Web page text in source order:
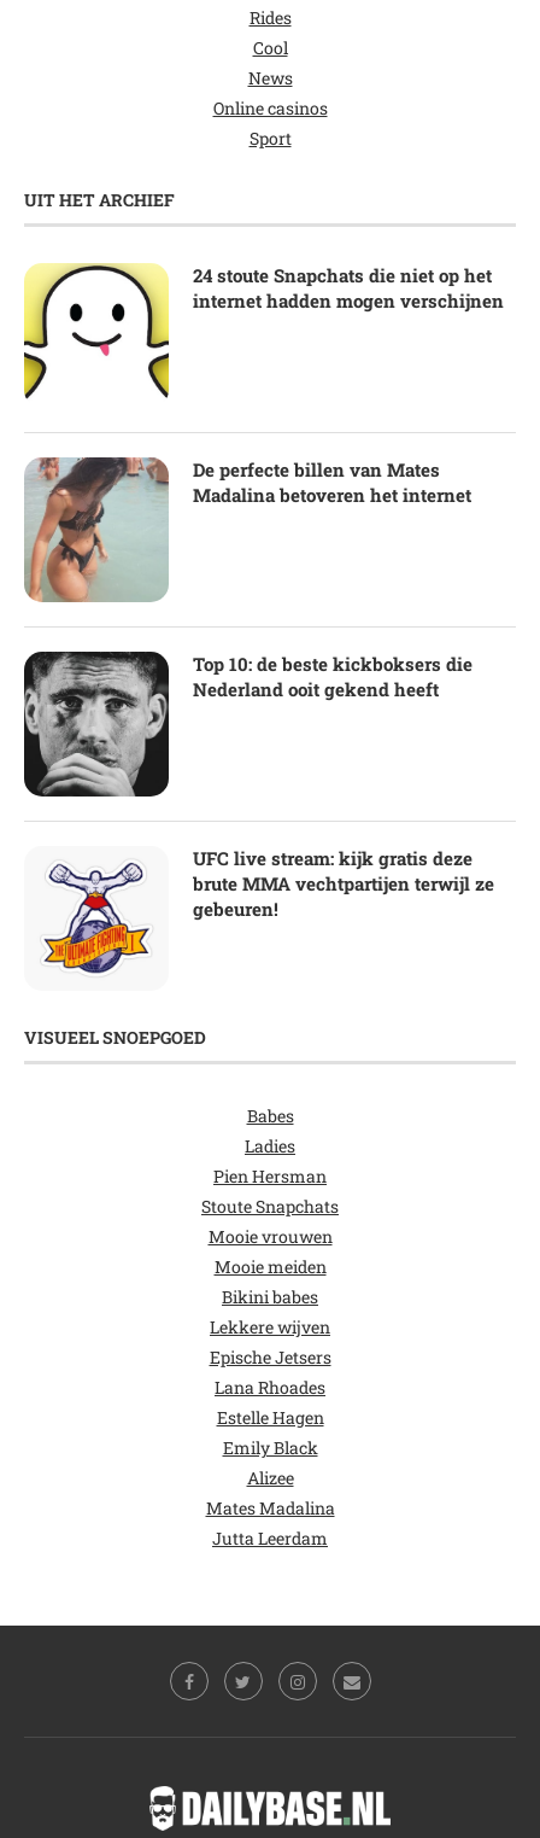
Rides
Cool
News
Online casinos
Sport
UIT HET ARCHIEF
24 stoute Snapchats die niet op het
internet hadden mogen verschijnen
De perfecte billen van Mates
Madalina betoveren het internet
Top 10: de beste kickboksers die
Nederland ooit gekend heeft
UFC live stream: kijk gratis deze
brute MMA vechtpartijen terwijl ze
gebeuren!
VISUEEL SNOEPGOED
Babes
Ladies
Pien Hersman
Stoute Snapchats
Mooie vrouwen
Mooie meiden
Bikini babes
Lekkere wijven
Epische Jetsers
Lana Rhoades
Estelle Hagen
Emily Black
Alizee
Mates Madalina
Jutta Leerdam